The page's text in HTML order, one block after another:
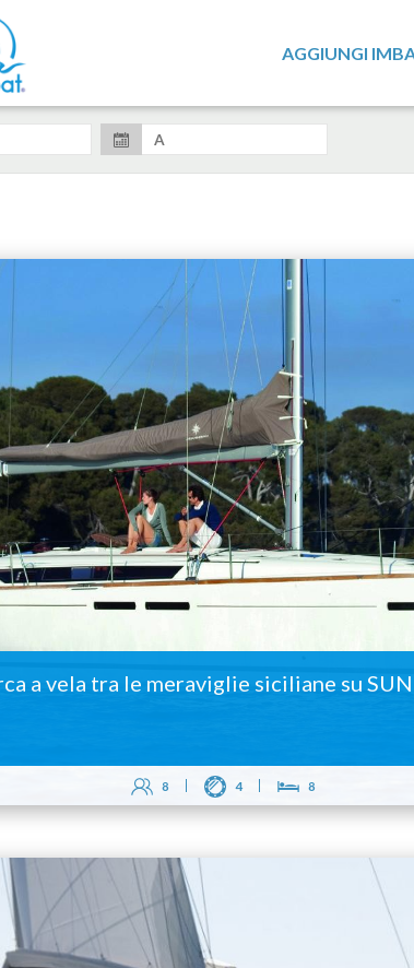
AGGIUNGI
a vela tra le meraviglie siciliane su SUN
8 4 8